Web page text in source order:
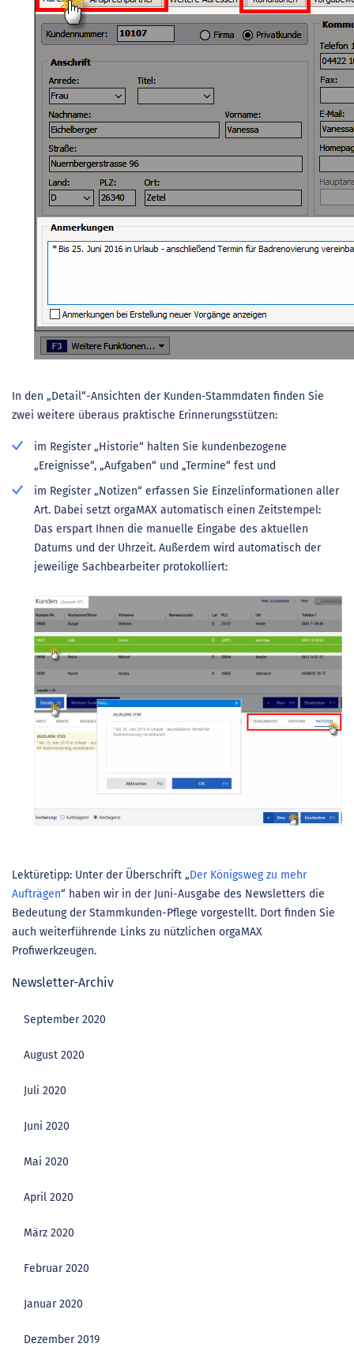
In den „Detail“-Ansichten der Kunden-Stammdaten finden Sie
zwei weitere überaus praktische Erinnerungsstützen:
im Register „Historie“ halten Sie kundenbezogene
„Ereignisse“, „Aufgaben“ und „Termine“ fest und
im Register „Notizen“ erfassen Sie Einzelinformationen aller
Art. Dabei setzt orgaMAX automatisch einen Zeitstempel:
Das erspart Ihnen die manuelle Eingabe des aktuellen
Datums und der Uhrzeit. Außerdem wird automatisch der
jeweilige Sachbearbeiter protokolliert:
Lektüretipp: Unter der Überschrift „Der Königsweg zu mehr
Aufträgen“ haben wir in der Juni-Ausgabe des Newsletters die
Bedeutung der Stammkunden-Pflege vorgestellt. Dort finden Sie
auch weiterführende Links zu nützlichen orgaMAX
Profiwerkzeugen.
Newsletter-Archiv
September 2020
August 2020
Juli 2020
Juni 2020
Mai 2020
April 2020
März 2020
Februar 2020
Januar 2020
Dezember 2019